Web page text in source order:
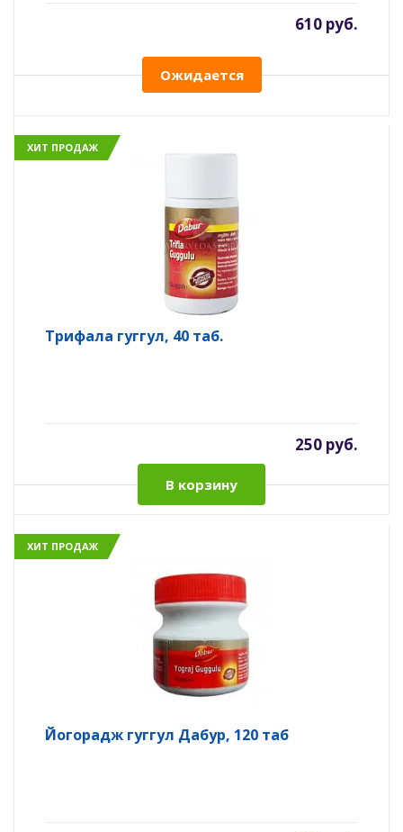
610 руб.
Ожидается
ХИТ ПРОДАЖ
Трифала гуггул, 40 таб.
250 руб.
В корзину
ХИТ ПРОДАЖ
Йогорадж гуггул Дабур, 120 таб